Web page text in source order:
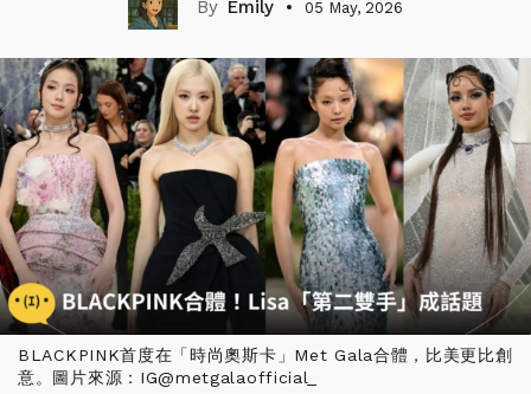
Emily 05 May, 2026
BLACKPINK首度在「時尚奧斯卡」Met Gala合體，比美更比創
意。圖片來源：IG@metgalaofficial_